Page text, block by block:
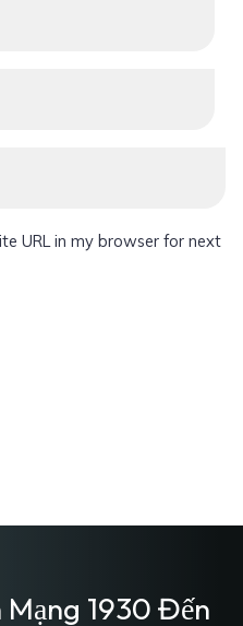
URL in my browser for next
1930 Đến